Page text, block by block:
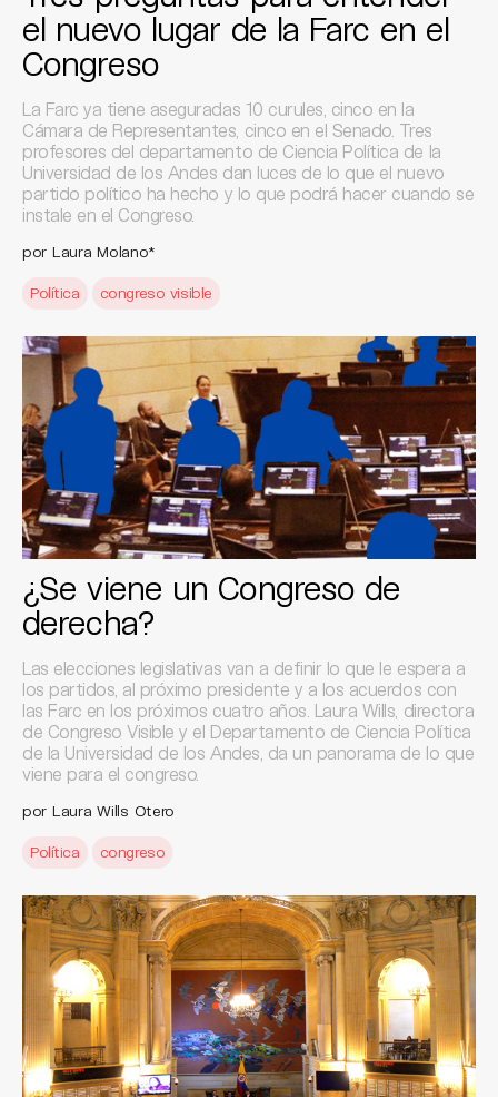
el nuevo lugar de la Farc en el
Congreso
La Farc ya tiene aseguradas 10 curules, cinco en la
Cámara de Representantes, cinco en el Senado. Tres
profesores del departamento de Ciencia Política de la
Universidad de los Andes dan luces de lo que el nuevo
partido político ha hecho y lo que podrá hacer cuando se
instale en el Congreso.
por Laura Molano*
Política congreso visible
¿Se viene un Congreso de
derecha?
Las elecciones legislativas van a definir lo que le espera a
los partidos, al próximo presidente y a los acuerdos con
las Farc en los próximos cuatro años. Laura Wills, directora
de Congreso Visible y el Departamento de Ciencia Política
de la Universidad de los Andes, da un panorama de lo que
viene para el congreso.
por Laura Wills Otero
Política congreso